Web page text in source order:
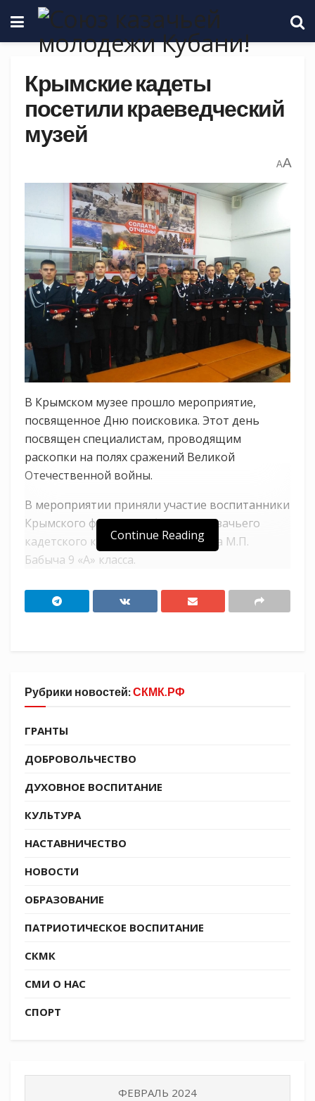
Крымские кадеты
посетили краеведческий
музей
AA
В Крымском музее прошло мероприятие,
посвященное Дню поисковика. Этот день
посвящен специалистам, проводящим
раскопки на полях сражений Великой
Отечественной войны.
В мероприятии приняли участие воспитанники
Крымского филиала Кубанского казачьего
кадетского корпуса имени атамана М.П.
Бабыча 9 «А» класса.
Для кадет была организована познавательная
экскурсия по музею, где они ознакомились с
подвигах наших соотечественников.
Continue Reading
Рубрики новостей:СКМК.РФ
ГРАНТЫ
ДОБРОВОЛЬЧЕСТВО
ДУХОВНОЕ ВОСПИТАНИЕ
КУЛЬТУРА
НАСТАВНИЧЕСТВО
НОВОСТИ
ОБРАЗОВАНИЕ
ПАТРИОТИЧЕСКОЕ ВОСПИТАНИЕ
СКМК
СМИ О НАС
СПОРТ
ФЕВРАЛЬ 2024